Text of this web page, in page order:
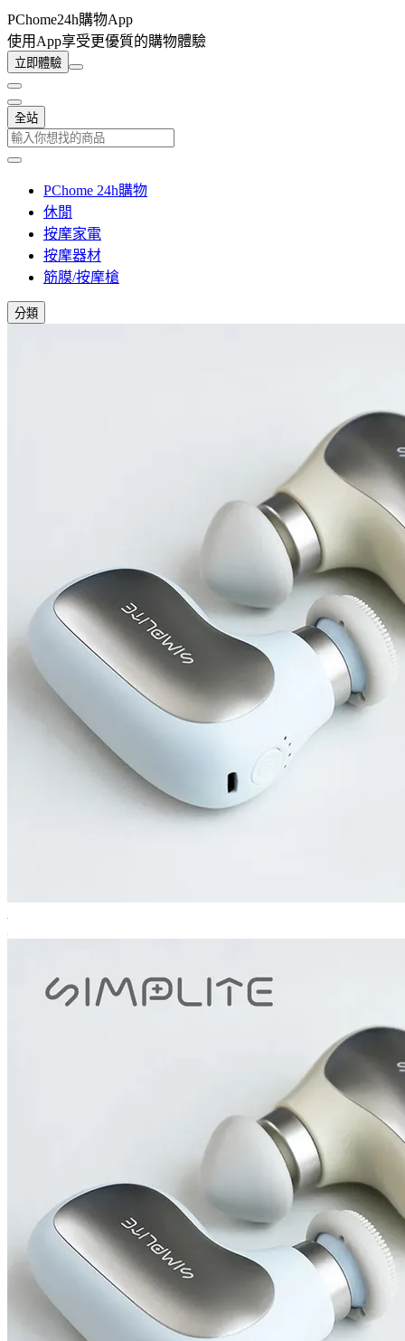
PChome24h購物App
使用App享受更優質的購物體驗
立即體驗
全站
PChome 24h購物
休閒
按摩家電
按摩器材
筋膜/按摩槍
分類